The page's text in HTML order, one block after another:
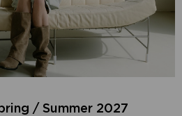
/ Summer 2027